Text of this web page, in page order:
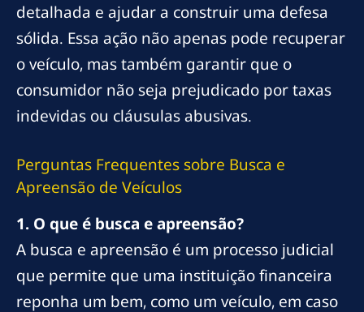
detalhada e ajudar a construir uma defesa
sólida. Essa ação não apenas pode recuperar
o veículo, mas também garantir que o
consumidor não seja prejudicado por taxas
indevidas ou cláusulas abusivas.
Perguntas Frequentes sobre Busca e
Apreensão de Veículos
1. O que é busca e apreensão?
A busca e apreensão é um processo judicial
que permite que uma instituição financeira
reponha um bem, como um veículo, em caso